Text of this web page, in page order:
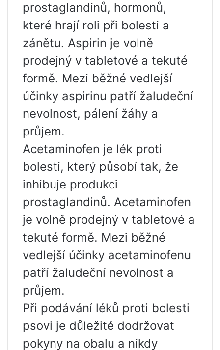
prostaglandinů, hormonů,
které hrají roli při bolesti a
zánětu. Aspirin je volně
prodejný v tabletové a tekuté
formě. Mezi běžné vedlejší
účinky aspirinu patří žaludeční
nevolnost, pálení žáhy a
průjem.
Acetaminofen je lék proti
bolesti, který působí tak, že
inhibuje produkci
prostaglandinů. Acetaminofen
je volně prodejný v tabletové a
tekuté formě. Mezi běžné
vedlejší účinky acetaminofenu
patří žaludeční nevolnost a
průjem.
Při podávání léků proti bolesti
psovi je důležité dodržovat
pokyny na obalu a nikdy